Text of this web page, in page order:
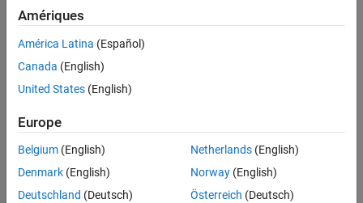
Topics
Requirements for Using Cloud Center
Amériques
América Latina (Español)
Canada (English)
United States (English)
Europe
Belgium (English)
Denmark (English)
Deutschland (Deutsch)
Netherlands(English)
Norway(English)
Österreich (Deutsch)